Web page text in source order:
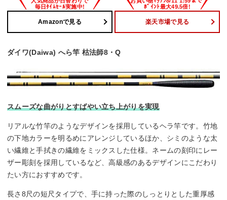
Amazonで見る 楽天市場で見る
ダイワ(Daiwa) へら竿 枯法師8・Q
スムーズな曲がりとすばやい立ち上がりを実現
リアルな竹竿のようなデザインを採用しているヘラ竿です。竹地
の下地カラーを明るめにアレンジしているほか、シミのような太
い繊維と手拭きの繊維をミックスした仕様。ネームの刻印にレー
ザー彫刻を採用しているなど、高級感のあるデザインにこだわり
たい方におすすめです。
長さ8尺の短尺タイプで、手に持った際のしっとりとした重厚感